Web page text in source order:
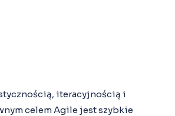
iteracyjnością i
celem Agile jest szybkie